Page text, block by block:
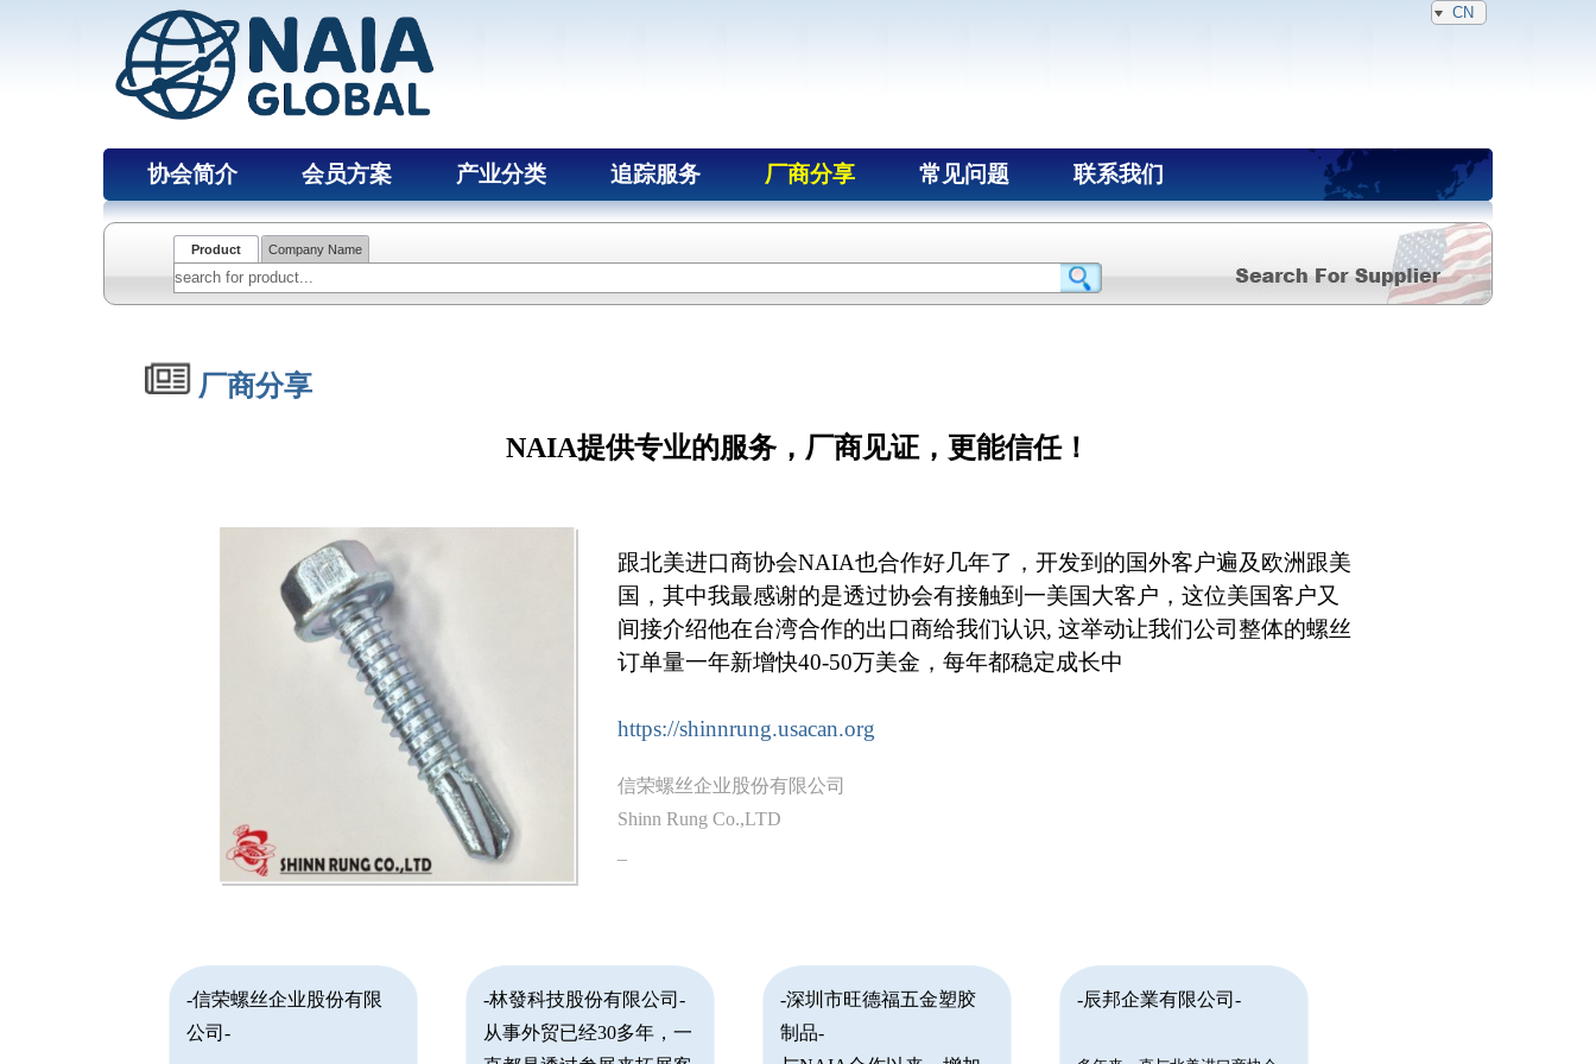
CN
协会简介 会员方案 产业分类 追踪服务 厂商分享 常见问题 联系我们
Product Company Name
厂商分享
NAIA提供专业的服务，厂商见证，更能信任！
跟北美进口商协会NAIA也合作好几年了，开发到的国外客户遍及欧洲跟美
国，其中我最感谢的是透过协会有接触到一美国大客户，这位美国客户又
间接介绍他在台湾合作的出口商给我们认识, 这举动让我们公司整体的螺丝
订单量一年新增快40-50万美金，每年都稳定成长中
https://shinnrung.usacan.org
信荣螺丝企业股份有限公司
Shinn Rung Co.,LTD
-信荣螺丝企业股份有限
公司-
-林發科技股份有限公司-
从事外贸已经30多年，一
-深圳市旺德福五金塑胶
制品-
-辰邦企業有限公司-